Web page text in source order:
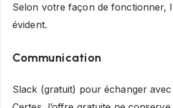
Selon votre façon de fonctionner,
évident.
Communication
Slack (gratuit) pour échanger